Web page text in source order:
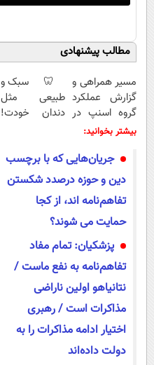
مطالب پیشنهادی
مسیر همراهی و
گزارش عملکرد
گروه اسنپ در
۱۴۰۴
🦷 سبک و
طبیعی مثل
دندان خودت!
اقساطی 💳 📍
تهران
بیشتر بخوانید:
جریان‌هایی که با برچسب‌
دین و حوزه درصدد شکستن
تفاهم‌نامه اند، از کجا
حمایت می شوند؟
پزشکیان: تمام مفاد
تفاهم‌نامه به نفع ماست /
نتانیاهو اولین ناراضی
مذاکرات است / رهبری
اختیار ادامه مذاکرات را به
دولت داده‌اند